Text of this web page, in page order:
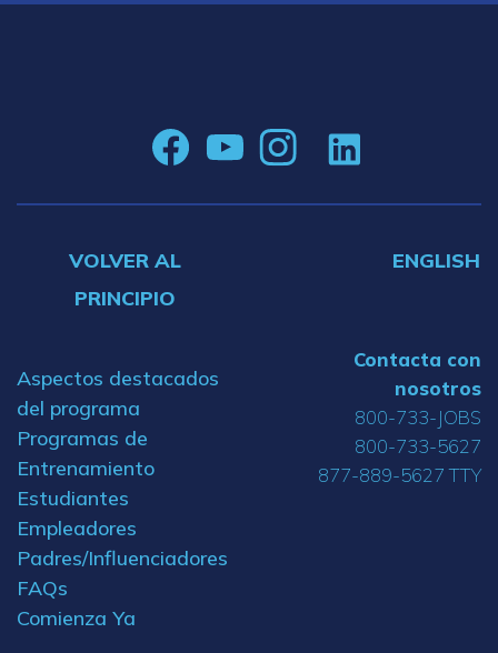
VOLVER AL
PRINCIPIO
ENGLISH
Aspectos destacados
del programa
Programas de
Entrenamiento
Estudiantes
Empleadores
Padres/Influenciadores
FAQs
Comienza Ya
Contacta con
nosotros
800-733-JOBS
800-733-5627
877-889-5627 TTY